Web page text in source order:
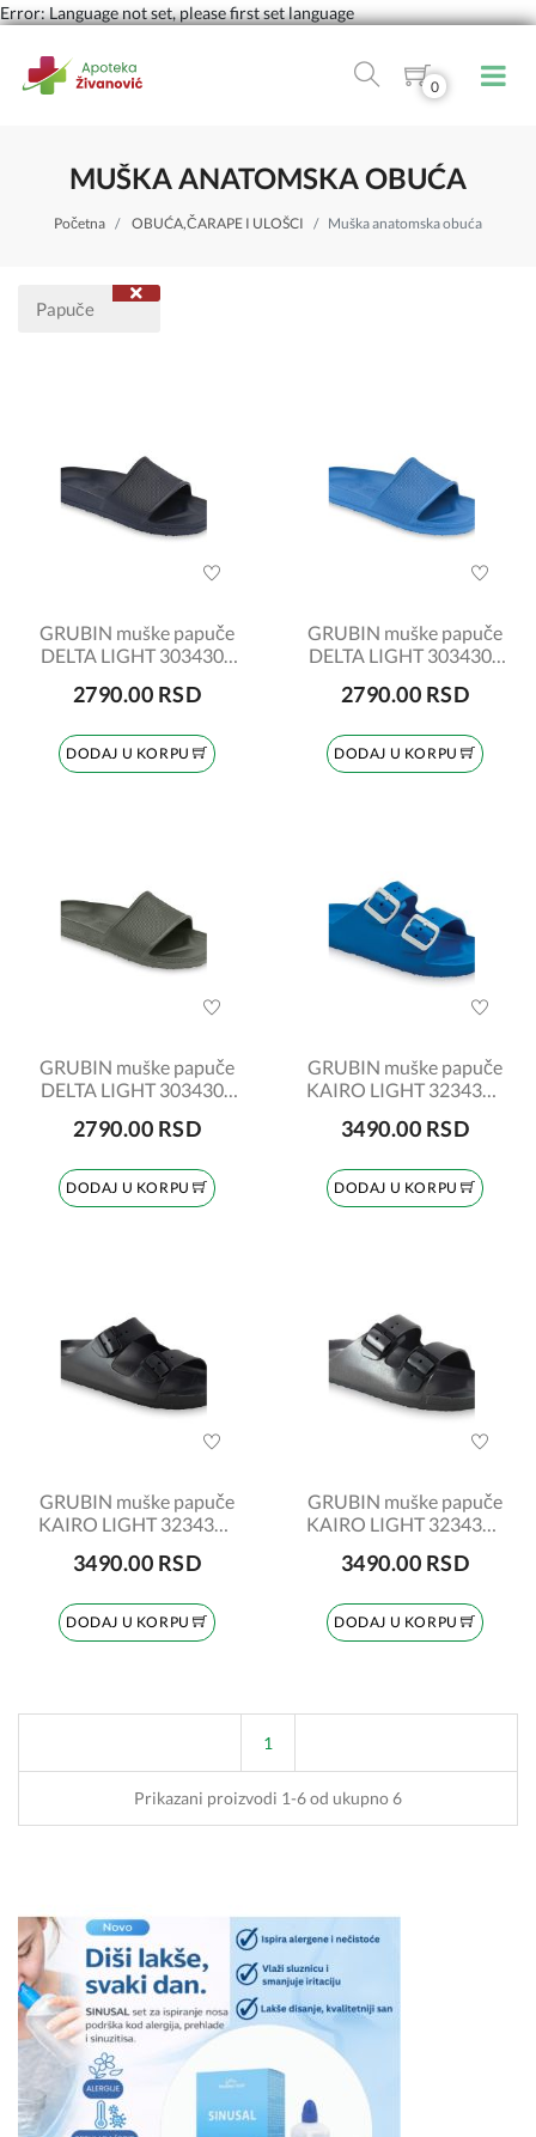
Error: Language not set, please first set language
0
MUŠKA ANATOMSKA OBUĆA
Početna OBUĆA,ČARAPE I ULOŠCI Muška anatomska obuća
Papuče
GRUBIN muške papuče
DELTA LIGHT 3034300
2790.00 RSD
DODAJ U KORPU
GRUBIN muške papuče
DELTA LIGHT 3034300
2790.00 RSD
DODAJ U KORPU
GRUBIN muške papuče
DELTA LIGHT 3034300
2790.00 RSD
DODAJ U KORPU
GRUBIN muške papuče
KAIRO LIGHT 3234300
3490.00 RSD
DODAJ U KORPU
GRUBIN muške papuče
KAIRO LIGHT 3234300
3490.00 RSD
DODAJ U KORPU
GRUBIN muške papuče
KAIRO LIGHT 3234300
3490.00 RSD
DODAJ U KORPU
1
Prikazani proizvodi 1-6 od ukupno 6